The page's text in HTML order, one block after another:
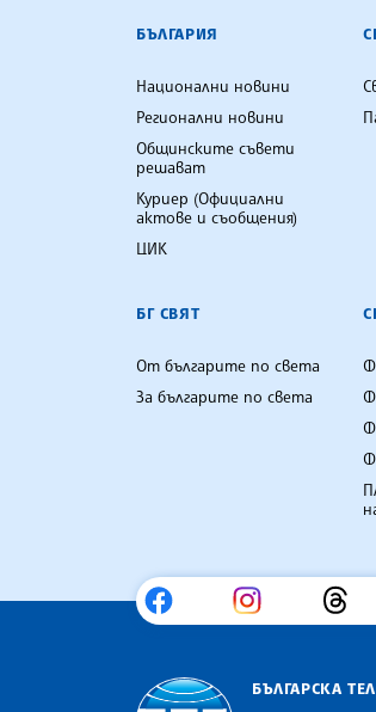
БЪЛГАРСКА
БЪЛГАРИЯ
Национални новини
Регионални новини
Общинските съвети
решават
Куриер (Официални
актове и съобщения)
ЦИК
БГ СВЯТ
От българите по света
За българите по света
БЪЛГАРСКА